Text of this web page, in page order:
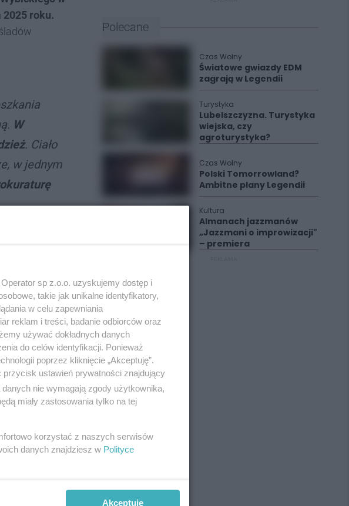
2025 roku.
W
. Ciało
w jednym
Polecane
Czas Wolny
Światowe gwiazdy EDM
zagrają w Legendii
Turystyka
Lubelszczyzna. Turystyka
wiejska, czy
agroturystyka?
Czas Wolny
Polski Tomorrowland?
Ambitne plany Legendii
Kultura
Almanach jazzmanów
„Jazzmani o improwizacji"
– premiera
sp z.o.o. uzyskujemy dostęp i
takie jak unikalne identyfikatory,
w celu zapewniania
reklam i treści, badanie odbiorców oraz
używać dokładnych danych
do celów identyfikacji. Ponieważ
poprzez kliknięcie „Akceptuję”.
ustawień prywatności znajdujący
nie wymagają zgody użytkownika,
miały zastosowania tylko na tej
korzystać z naszych serwisów
danych znajdziesz w Polityce
Akceptuję